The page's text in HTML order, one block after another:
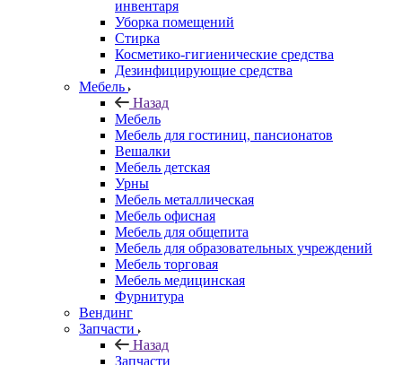
инвентаря
Уборка помещений
Стирка
Косметико-гигиенические средства
Дезинфицирующие средства
Мебель
Назад
Мебель
Мебель для гостиниц, пансионатов
Вешалки
Мебель детская
Урны
Мебель металлическая
Мебель офисная
Мебель для общепита
Мебель для образовательных учреждений
Мебель торговая
Мебель медицинская
Фурнитура
Вендинг
Запчасти
Назад
Запчасти